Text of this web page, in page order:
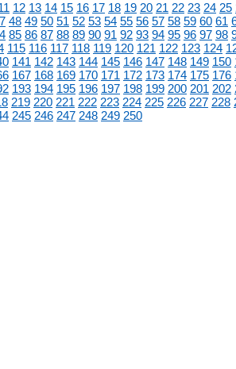
12 13 14 15 16 17 18 19 20 21 22 23 24 25
48 49 50 51 52 53 54 55 56 57 58 59 60 61
85 86 87 88 89 90 91 92 93 94 95 96 97 98
115 116 117 118 119 120 121 122 123 124
141 142 143 144 145 146 147 148 149 150
167 168 169 170 171 172 173 174 175 176
193 194 195 196 197 198 199 200 201 202
219 220 221 222 223 224 225 226 227 228
245 246 247 248 249 250